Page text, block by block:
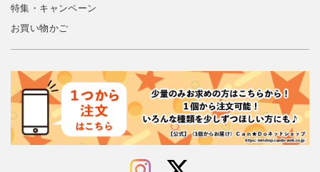
特集・キャンペーン
お買い物かご